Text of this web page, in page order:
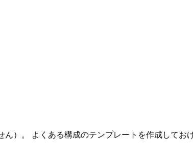
）。 よくある構成のテンプレートを作成してお